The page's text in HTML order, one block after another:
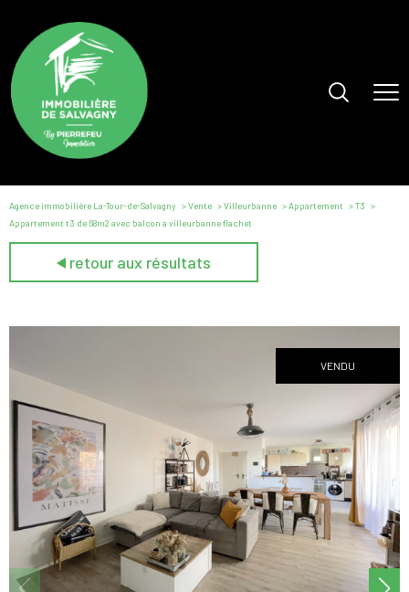
Agence immobilière La-Tour-de-Salvagny Vente Villeurbanne Appartement
T3
Appartement t3 de 68m2 avec balcon a villeurbanne flachet
retour aux résultats
VENDU